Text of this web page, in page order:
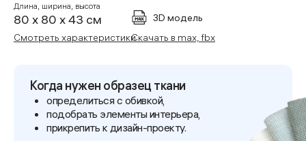
Длина, ширина, высота
80 x 80 x 43 см
Смотреть характеристики
3D модель
Скачать в max, fbx
Когда нужен образец ткани
определиться с обивкой,
подобрать элементы интерьера,
прикрепить к дизайн-проекту.